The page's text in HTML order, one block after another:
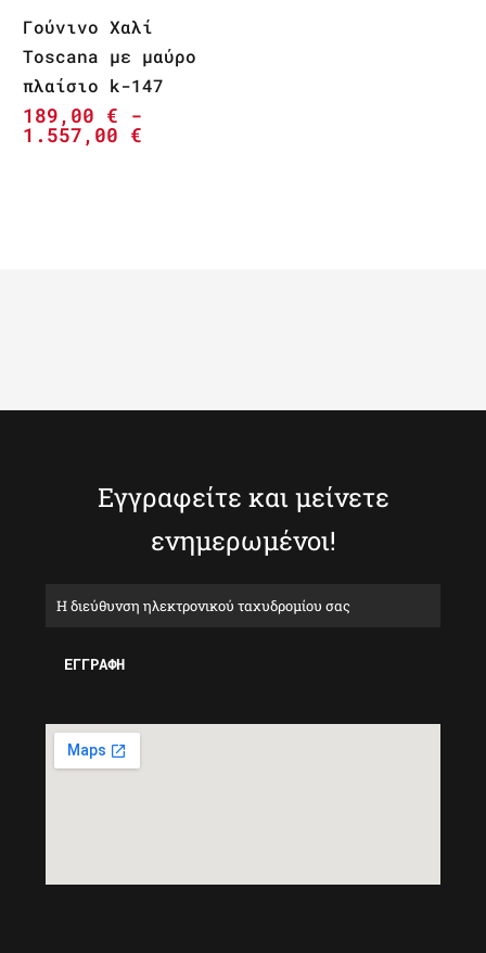
Γούνινο Χαλί
Toscana με μαύρο
πλαίσιο k-147
189,00 € -
1.557,00 €
Εγγραφείτε και μείνετε
ενημερωμένοι!